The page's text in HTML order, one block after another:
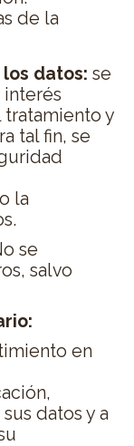
de la
datos: se
interés
tratamiento y
tal fin, se
la
se
salvo
en
datos y a